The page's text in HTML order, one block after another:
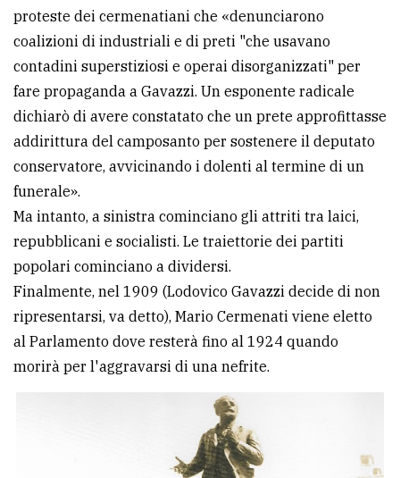
proteste dei cermenatiani che «denunciarono
coalizioni di industriali e di preti "che usavano
contadini superstiziosi e operai disorganizzati" per
fare propaganda a Gavazzi. Un esponente radicale
dichiarò di avere constatato che un prete approfittasse
addirittura del camposanto per sostenere il deputato
conservatore, avvicinando i dolenti al termine di un
funerale».
Ma intanto, a sinistra cominciano gli attriti tra laici,
repubblicani e socialisti. Le traiettorie dei partiti
popolari cominciano a dividersi.
Finalmente, nel 1909 (Lodovico Gavazzi decide di non
ripresentarsi, va detto), Mario Cermenati viene eletto
al Parlamento dove resterà fino al 1924 quando
morirà per l'aggravarsi di una nefrite.